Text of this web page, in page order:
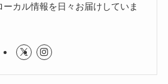
ーカル情報を日々お届けしていま